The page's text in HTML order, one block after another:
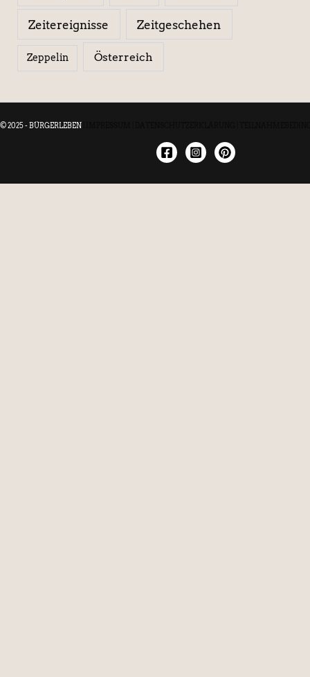
Zeitereignisse Zeitgeschehen
Zeppelin Österreich
© 2025 - BÜRGERLEBEN